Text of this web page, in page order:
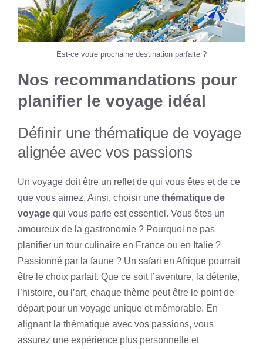
Est-ce votre prochaine destination parfaite ?
Nos recommandations pour
planifier le voyage idéal
Définir une thématique de voyage
alignée avec vos passions
Un voyage doit être un reflet de qui vous êtes et de ce
que vous aimez. Ainsi, choisir une thématique de
voyage qui vous parle est essentiel. Vous êtes un
amoureux de la gastronomie ? Pourquoi ne pas
planifier un tour culinaire en France ou en Italie ?
Passionné par la faune ? Un safari en Afrique pourrait
être le choix parfait. Que ce soit l’aventure, la détente,
l’histoire, ou l’art, chaque thème peut être le point de
départ pour un voyage unique et mémorable. En
alignant la thématique avec vos passions, vous
assurez une expérience plus personnelle et